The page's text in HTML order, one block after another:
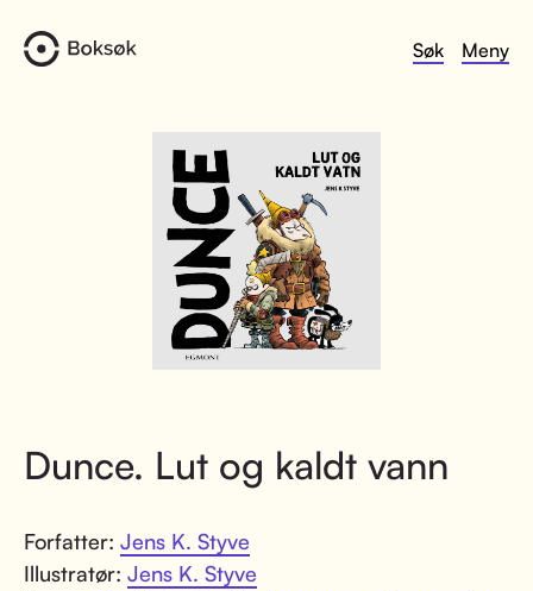
Søk Meny
Dunce. Lut og kaldt vann
Forfatter: Jens K. Styve
Illustratør: Jens K. Styve